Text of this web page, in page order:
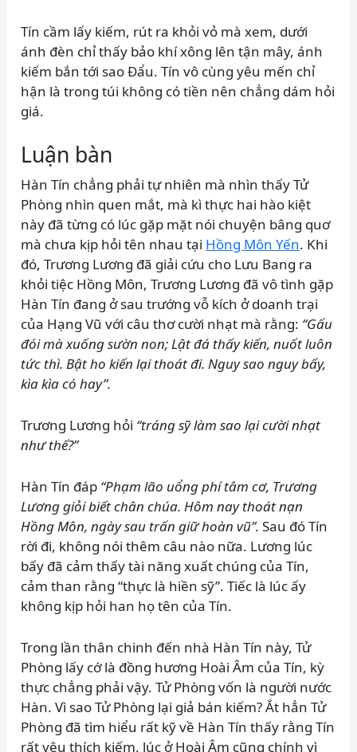
Tín cầm lấy kiếm, rút ra khỏi vỏ mà xem, dưới
ánh đèn chỉ thấy bảo khí xông lên tận mây, ánh
kiếm bắn tới sao Đẩu. Tín vô cùng yêu mến chỉ
hận là trong túi không có tiền nên chẳng dám hỏi
giá.
Luận bàn
Hàn Tín chẳng phải tự nhiên mà nhìn thấy Tử
Phòng nhìn quen mắt, mà kì thực hai hào kiệt
này đã từng có lúc gặp mặt nói chuyện bâng quơ
mà chưa kịp hỏi tên nhau tại Hồng Môn Yến. Khi
đó, Trương Lương đã giải cứu cho Lưu Bang ra
khỏi tiệc Hồng Môn, Trương Lương đã vô tình gặp
Hàn Tín đang ở sau trướng vỗ kích ở doanh trại
của Hạng Vũ với câu thơ cười nhạt mà rằng: “Gấu
đói mà xuống sườn non; Lật đá thấy kiến, nuốt luôn
tức thì. Bật ho kiến lại thoát đi. Nguy sao nguy bấy,
kìa kìa có hay”.
Trương Lương hỏi “tráng sỹ làm sao lại cười nhạt
như thế?”
Hàn Tín đáp “Phạm lão uổng phí tâm cơ, Trương
Lương giỏi biết chân chúa. Hôm nay thoát nạn
Hồng Môn, ngày sau trấn giữ hoàn vũ”. Sau đó Tín
rời đi, không nói thêm câu nào nữa. Lương lúc
bấy đã cảm thấy tài năng xuất chúng của Tín,
cảm than rằng “thực là hiền sỹ”. Tiếc là lúc ấy
không kịp hỏi han họ tên của Tín.
Trong lần thân chinh đến nhà Hàn Tín này, Tử
Phòng lấy cớ là đồng hương Hoài Âm của Tín, kỳ
thực chẳng phải vậy. Tử Phòng vốn là người nước
Hàn. Vì sao Tử Phòng lại giả bán kiếm? Ắt hẳn Tử
Phòng đã tìm hiểu rất kỹ về Hàn Tín thấy rằng Tín
rất yêu thích kiếm, lúc ở Hoài Âm cũng chính vì